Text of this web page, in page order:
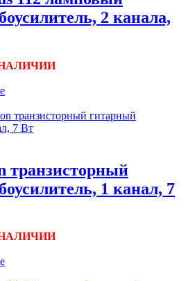
2 канала,
транзисторный
1 канал, 7